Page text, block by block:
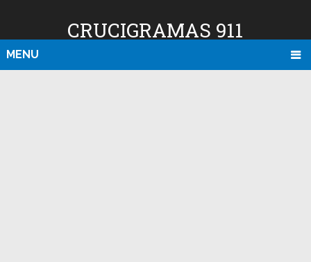
CRUCIGRAMAS 911
MENU